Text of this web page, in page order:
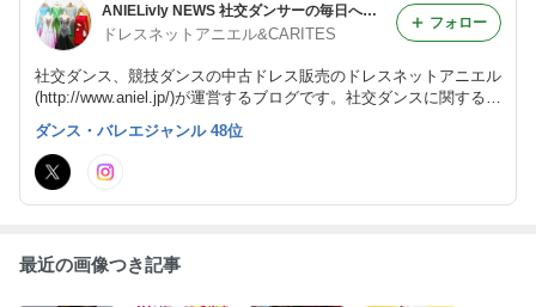
ANIELivly NEWS 社交ダンサーの毎日への素敵なアレ・コレ
ドレスネットアニエル&CARITES
社交ダンス、競技ダンスの中古ドレス販売のドレスネットアニエル
(http://www.aniel.jp/)が運営するブログです。社交ダンスに関する
様々な情報やお店のを発信していきます！
フォロー
ダンス・バレエジャンル 48位
最近の画像つき記事